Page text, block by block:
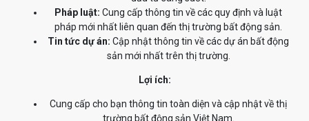
Pháp luật: Cung cấp thông tin về các quy định và luật
pháp mới nhất liên quan đến thị trường bất động sản.
Tin tức dự án: Cập nhật thông tin về các dự án bất động
sản mới nhất trên thị trường.
Lợi ích:
Cung cấp cho bạn thông tin toàn diện và cập nhật về thị
trường bất động sản Việt Nam.